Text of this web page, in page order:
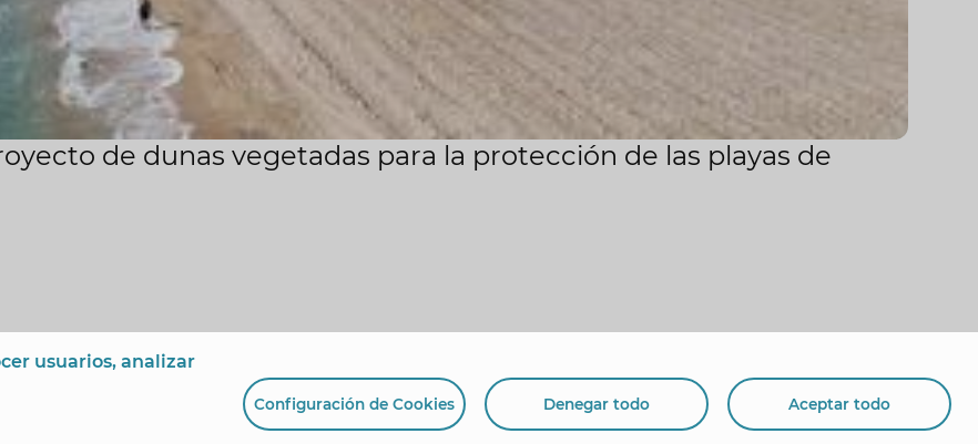
de dunas vegetadas para la protección de las playas de
España, 1 - 03501 +34 96 681 54 00incidencias@benidorm.org
usuarios, analizar
Configuración de Cookies Denegar todo Aceptar todo